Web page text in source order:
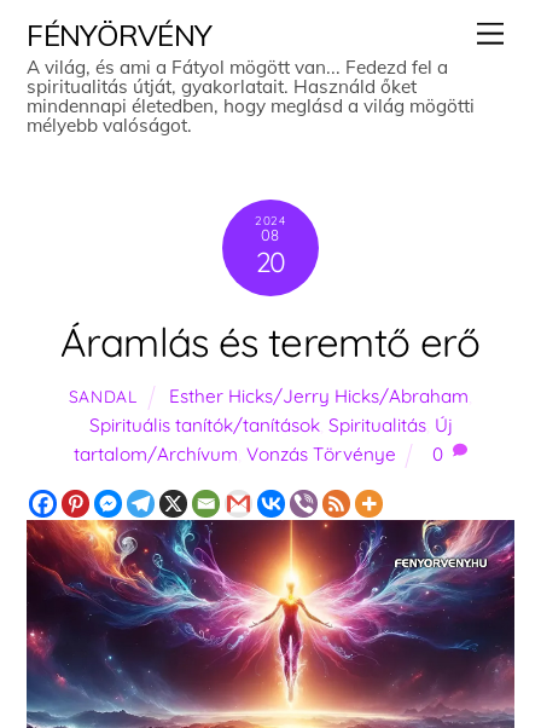
content
FÉNYÖRVÉNY
A világ, és ami a Fátyol mögött van... Fedezd fel a
spiritualitás útját, gyakorlatait. Használd őket
mindennapi életedben, hogy meglásd a világ mögötti
mélyebb valóságot.
2024
08
20
Áramlás és teremtő erő
SANDAL Esther Hicks/Jerry Hicks/Abraham
Spirituális tanítók/tanítások, Spiritualitás, Új
tartalom/Archívum Vonzás Törvénye 0